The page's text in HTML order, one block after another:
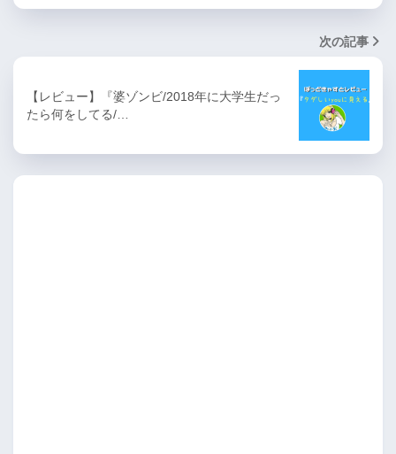
次の記事
【レビュー】『婆ゾンビ/2018年に大学生だっ
たら何をしてる/…